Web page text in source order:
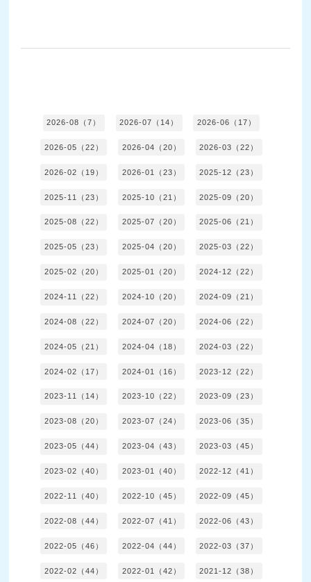
2026-08（7） 2026-07（14） 2026-06（17）
2026-05（22） 2026-04（20） 2026-03（22）
2026-02（19） 2026-01（23） 2025-12（23）
2025-11（23） 2025-10（21） 2025-09（20）
2025-08（22） 2025-07（20） 2025-06（21）
2025-05（23） 2025-04（20） 2025-03（22）
2025-02（20） 2025-01（20） 2024-12（22）
2024-11（22） 2024-10（20） 2024-09（21）
2024-08（22） 2024-07（20） 2024-06（22）
2024-05（21） 2024-04（18） 2024-03（22）
2024-02（17） 2024-01（16） 2023-12（22）
2023-11（14） 2023-10（22） 2023-09（23）
2023-08（20） 2023-07（24） 2023-06（35）
2023-05（44） 2023-04（43） 2023-03（45）
2023-02（40） 2023-01（40） 2022-12（41）
2022-11（40） 2022-10（45） 2022-09（45）
2022-08（44） 2022-07（41） 2022-06（43）
2022-05（46） 2022-04（44） 2022-03（37）
2022-02（44） 2022-01（42） 2021-12（38）